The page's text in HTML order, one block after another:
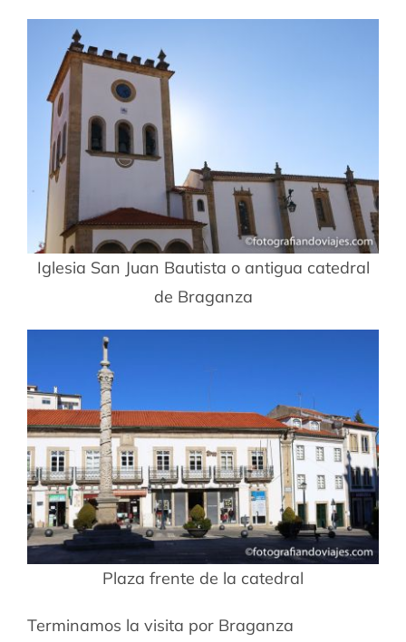
Iglesia San Juan Bautista o antigua catedral
de Braganza
Plaza frente de la catedral
Terminamos la visita por Braganza